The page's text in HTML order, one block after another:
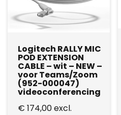
Logitech RALLY MIC
POD EXTENSION
CABLE – wit – NEW –
voor Teams/Zoom
(952-000047)
videoconferencing
€ 174,00excl.